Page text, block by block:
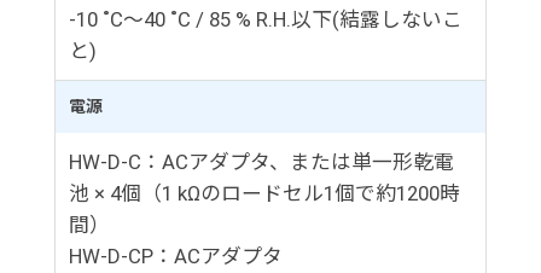
-10 ˚C～40 ˚C / 85 % R.H.以下(結露しないこ
と)
電源
HW-D-C：ACアダプタ、または単一形乾電
池 × 4個（1 kΩのロードセル1個で約1200時
間）
HW-D-CP：ACアダプタ